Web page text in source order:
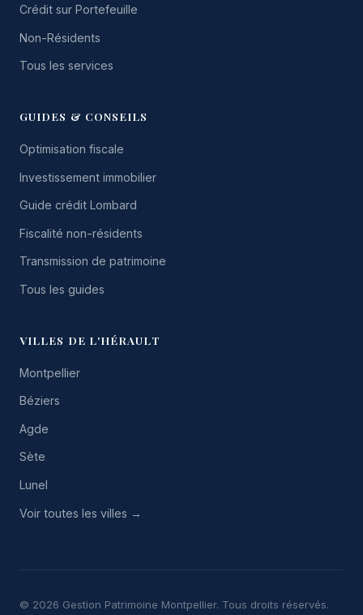
Crédit sur Portefeuille
Non-Résidents
Tous les services
GUIDES & CONSEILS
Optimisation fiscale
Investissement immobilier
Guide crédit Lombard
Fiscalité non-résidents
Transmission de patrimoine
Tous les guides
VILLES DE L'HÉRAULT
Montpellier
Béziers
Agde
Sète
Lunel
Voir toutes les villes →
© 2026 Gestion Patrimoine Montpellier. Tous droits réservés.